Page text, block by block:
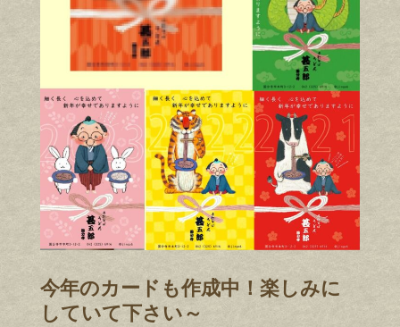
今年のカードも作成中！楽しみに
していて下さい～